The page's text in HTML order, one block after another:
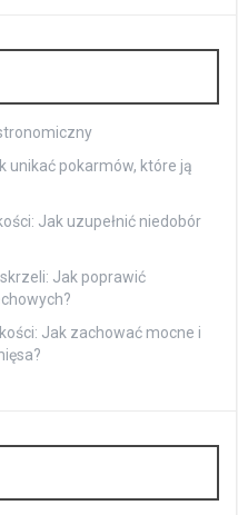
unikać pokarmów, które ją
Jak uzupełnić niedobór
Jak poprawić
Jak zachować mocne i